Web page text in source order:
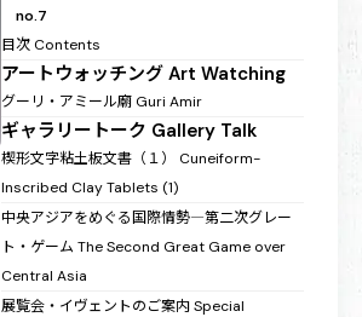
no.7
目次 Contents
アートウォッチング Art Watching
グーリ・アミール廟Guri Amir
ギャラリートーク Gallery Talk
楔形文字粘土板文書（１） Cuneiform-
Inscribed Clay Tablets (1)
中央アジアをめぐる国際情勢―第二次グレー
ト・ゲーム The Second Great Game over
Central Asia
展覧会・イヴェントのご案内Special